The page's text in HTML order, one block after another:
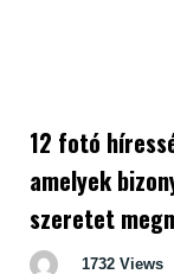
12 fotó
amelyek
szeretet
1732 Views